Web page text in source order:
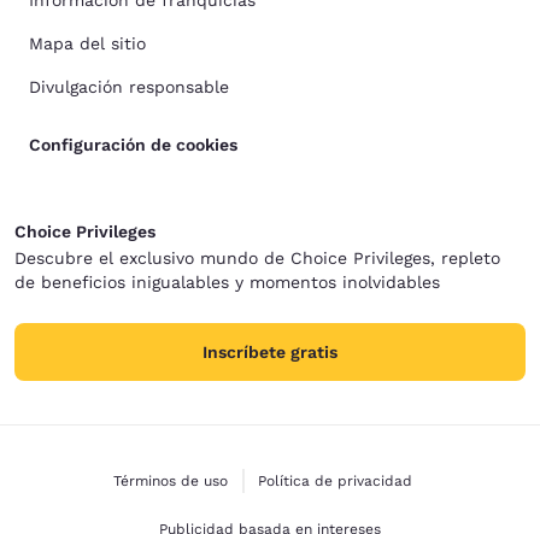
Mapa del sitio
Divulgación responsable
Configuración de cookies
Choice Privileges
Descubre el exclusivo mundo de Choice Privileges, repleto
de beneficios inigualables y momentos inolvidables
Inscríbete gratis
Términos de uso Política de privacidad
Publicidad basada en intereses